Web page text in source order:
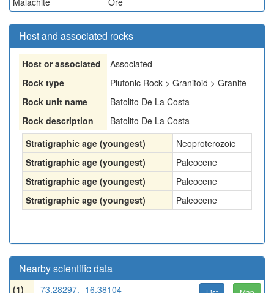
Host and associated rocks
Host or associated
Associated
Rock type
Plutonic Rock > Granitoid > Granite
Rock unit name
Batolito De La Costa
Rock description
Batolito De La Costa
Stratigraphic age (youngest)
Neoproterozoic
Stratigraphic age (youngest)
Paleocene
Stratigraphic age (youngest)
Paleocene
Stratigraphic age (youngest)
Paleocene
Nearby scientific data
(1) -73.28297, -16.38104